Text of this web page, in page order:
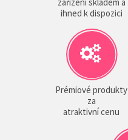
ihned k dispozici
Prémiové produkty
za
atraktivní cenu